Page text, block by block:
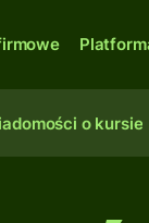
o kursie